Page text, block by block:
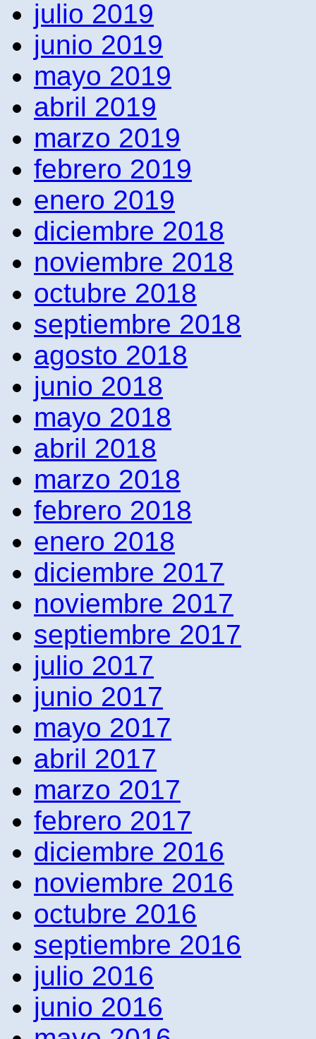
julio 2019
junio 2019
mayo 2019
abril 2019
marzo 2019
febrero 2019
enero 2019
diciembre 2018
noviembre 2018
octubre 2018
septiembre 2018
agosto 2018
junio 2018
mayo 2018
abril 2018
marzo 2018
febrero 2018
enero 2018
diciembre 2017
noviembre 2017
septiembre 2017
julio 2017
junio 2017
mayo 2017
abril 2017
marzo 2017
febrero 2017
diciembre 2016
noviembre 2016
octubre 2016
septiembre 2016
julio 2016
junio 2016